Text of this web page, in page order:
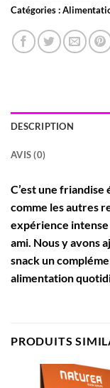
Catégories :
DESCRIPTION
AVIS (0)
C’est une friandise
comme les autres
expérience
ami. Nous y avons
snack un
alimentation
PRODUITS